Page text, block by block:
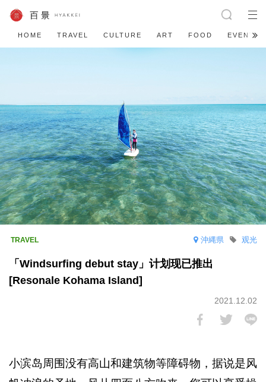
HOME TRAVEL CULTURE ART FOOD EVENT
沖縄県 观光
「Windsurfing debut stay」计划现已推出
[Resonale Kohama Island]
2021.12.02
小滨岛周围没有高山和建筑物等障碍物，据说是风